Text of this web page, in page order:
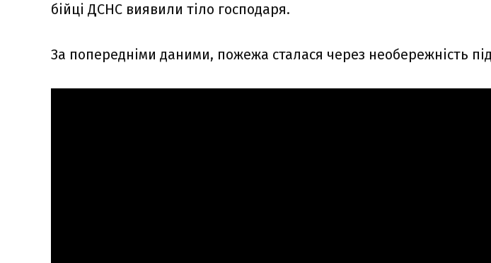
бійці ДСНС виявили тіло господаря.
За попередніми даними, пожежа сталася через необережність